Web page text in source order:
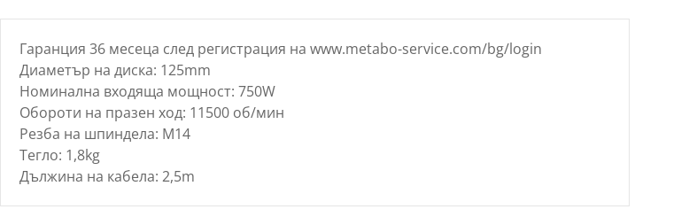
Гаранция 36 месеца след регистрация на www.metabo-service.com/bg/login
Диаметър на диска: 125mm
Номинална входяща мощност: 750W
Обороти на празен ход: 11500 об/мин
Резба на шпиндела: M14
Тегло: 1,8kg
Дължина на кабела: 2,5m